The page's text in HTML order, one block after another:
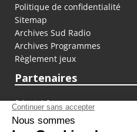
Politique de confidentialité
Sitemap
Archives Sud Radio
Archives Programmes
Règlement jeux
Partenaires
fiducial.fr
lyoncapitale.fr